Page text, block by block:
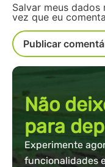
Salvar meus
vez que eu
Não
para
Experimente
funcionalidades